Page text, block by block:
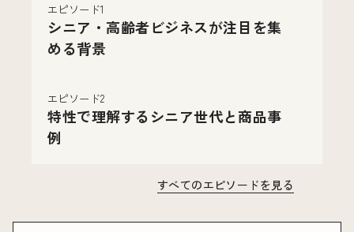
エピソード1
シニア・高齢者ビジネスが注目を集
める背景
エピソード2
特性で理解するシニア世代と商品事
例
すべてのエピソードを見る